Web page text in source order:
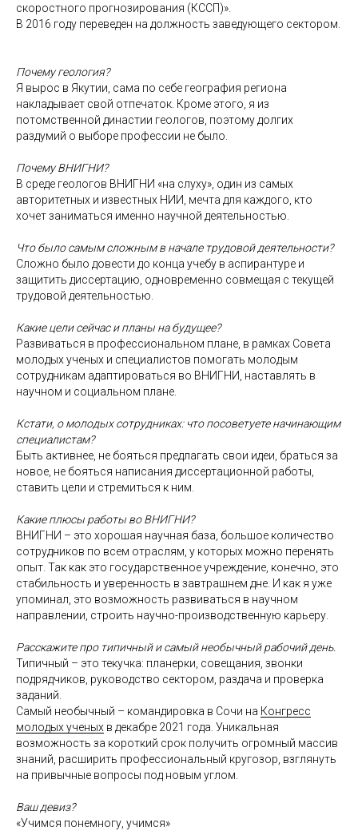
скоростного прогнозирования (КССП)».
В 2016 году переведен на должность заведующего сектором.
Почему геология?
Я вырос в Якутии, сама по себе география региона
накладывает свой отпечаток. Кроме этого, я из
потомственной династии геологов, поэтому долгих
раздумий о выборе профессии не было.
Почему ВНИГНИ?
В среде геологов ВНИГНИ «на слуху», один из самых
авторитетных и известных НИИ, мечта для каждого, кто
хочет заниматься именно научной деятельностью.
Что было самым сложным в начале трудовой деятельности?
Сложно было довести до конца учебу в аспирантуре и
защитить диссертацию, одновременно совмещая с текущей
трудовой деятельностью.
Какие цели сейчас и планы на будущее?
Развиваться в профессиональном плане, в рамках Совета
молодых ученых и специалистов помогать молодым
сотрудникам адаптироваться во ВНИГНИ, наставлять в
научном и социальном плане.
Кстати, о молодых сотрудниках: что посоветуете начинающим
специалистам?
Быть активнее, не бояться предлагать свои идеи, браться за
новое, не бояться написания диссертационной работы,
ставить цели и стремиться к ним.
Какие плюсы работы во ВНИГНИ?
ВНИГНИ – это хорошая научная база, большое количество
сотрудников по всем отраслям, у которых можно перенять
опыт. Так как это государственное учреждение, конечно, это
стабильность и уверенность в завтрашнем дне. И как я уже
упоминал, это возможность развиваться в научном
направлении, строить научно-производственную карьеру.
Расскажите про типичный и самый необычный рабочий день.
Типичный – это текучка: планерки, совещания, звонки
подрядчиков, руководство сектором, раздача и проверка
заданий.
Самый необычный – командировка в Сочи на Конгресс
молодых ученых в декабре 2021 года. Уникальная
возможность за короткий срок получить огромный массив
знаний, расширить профессиональный кругозор, взглянуть
на привычные вопросы под новым углом.
Ваш девиз?
«Учимся понемногу, учимся»